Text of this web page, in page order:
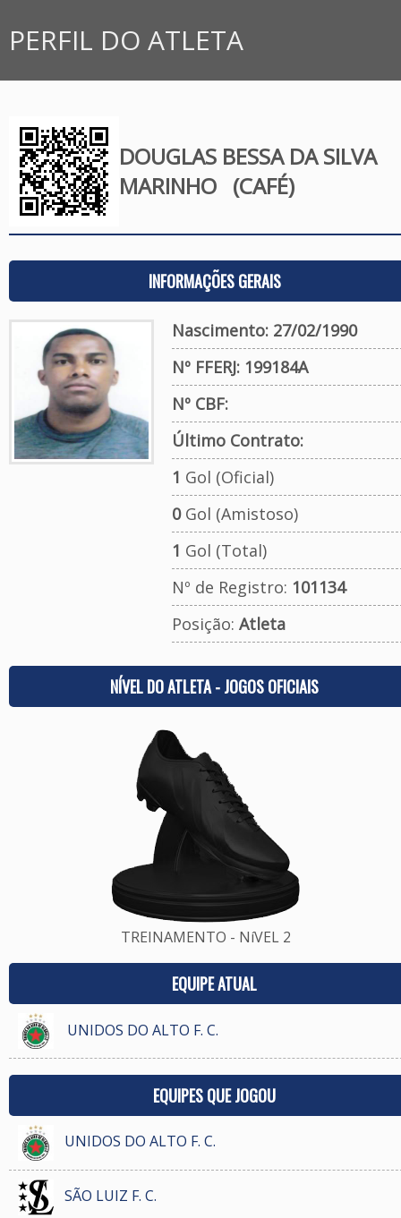
PERFIL DO ATLETA
DOUGLAS BESSA DA SILVA
MARINHO (CAFÉ)
INFORMAÇÕES GERAIS
Nascimento: 27/02/1990
Nº FFERJ: 199184A
Nº CBF:
Último Contrato:
1 Gol (Oficial)
0Gol (Amistoso)
1 Gol (Total)
Nº de Registro: 101134
Posição: Atleta
NÍVEL DO ATLETA - JOGOS OFICIAIS
TREINAMENTO - NíVEL 2
EQUIPE ATUAL
UNIDOS DO ALTO F. C.
EQUIPES QUE JOGOU
UNIDOS DO ALTO F. C.
SÃO LUIZ F. C.